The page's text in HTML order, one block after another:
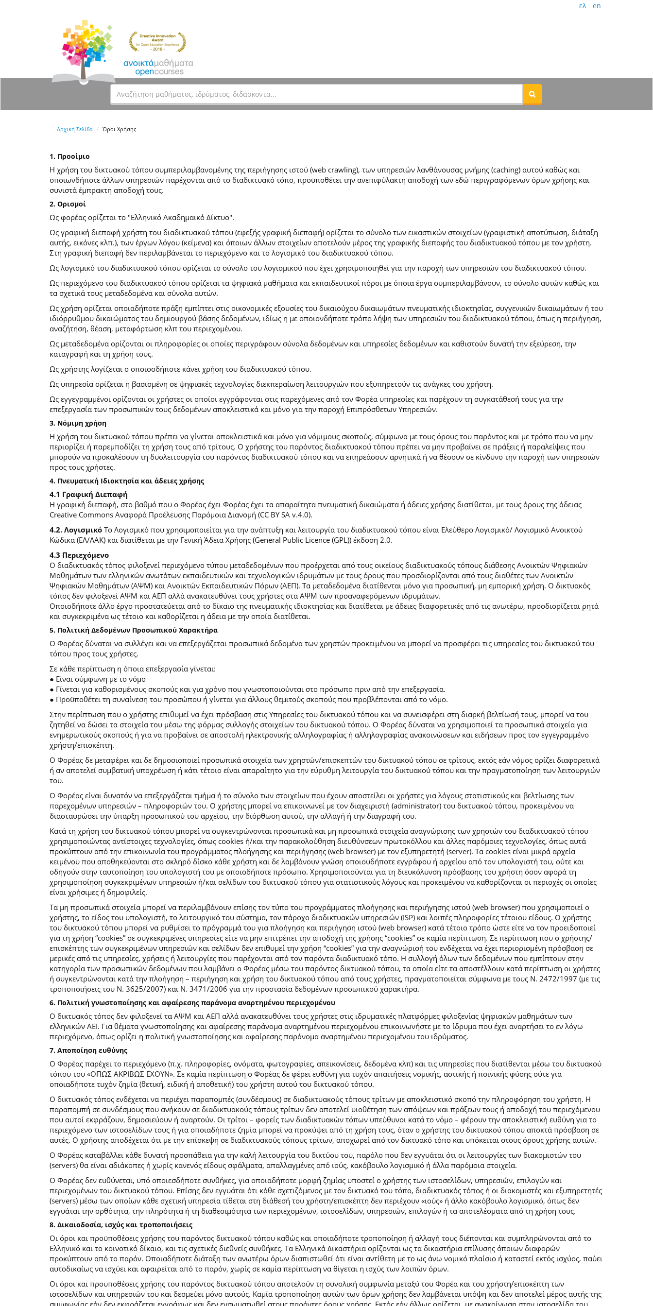
ελ en
Αρχική Σελίδα Όροι Χρήσης
1. Προοίμιο
Η χρήση του δικτυακού τόπου συμπεριλαμβανομένης της περιήγησης ιστού (web crawling), των υπηρεσιών λανθάνουσας μνήμης (caching) αυτού καθώς και
οποιωνδήποτε άλλων υπηρεσιών παρέχονται από το διαδικτυακό τόπο, προϋποθέτει την ανεπιφύλακτη αποδοχή των εδώ περιγραφόμενων όρων χρήσης και
συνιστά έμπρακτη αποδοχή τους.
2. Ορισμοί
Ως φορέας ορίζεται το "Ελληνικό Ακαδημαικό Δίκτυο".
Ως γραφική διεπαφή χρήστη του διαδικτυακού τόπου (εφεξής γραφική διεπαφή) ορίζεται το σύνολο των εικαστικών στοιχείων (γραφιστική αποτύπωση, διάταξη
αυτής, εικόνες κλπ.), των έργων λόγου (κείμενα) και όποιων άλλων στοιχείων αποτελούν μέρος της γραφικής διεπαφής του διαδικτυακού τόπου με τον χρήστη.
Στη γραφική διεπαφή δεν περιλαμβάνεται το περιεχόμενο και το λογισμικό του διαδικτυακού τόπου.
Ως λογισμικό του διαδικτυακού τόπου ορίζεται το σύνολο του λογισμικού που έχει χρησιμοποιηθεί για την παροχή των υπηρεσιών του διαδικτυακού τόπου.
Ως περιεχόμενο του διαδικτυακού τόπου ορίζεται τα ψηφιακά μαθήματα και εκπαιδευτικοί πόροι με όποια έργα συμπεριλαμβάνουν, το σύνολο αυτών καθώς και
τα σχετικά τους μεταδεδομένα και σύνολα αυτών.
Ως χρήση ορίζεται οποιαδήποτε πράξη εμπίπτει στις οικονομικές εξουσίες του δικαιούχου δικαιωμάτων πνευματικής ιδιοκτησίας, συγγενικών δικαιωμάτων ή του
ιδιόρρυθμου δικαιώματος του δημιουργού βάσης δεδομένων, ιδίως η με οποιονδήποτε τρόπο λήψη των υπηρεσιών του διαδικτυακού τόπου, όπως η περιήγηση,
αναζήτηση, θέαση, μεταφόρτωση κλπ του περιεχομένου.
Ως μεταδεδομένα ορίζονται οι πληροφορίες οι οποίες περιγράφουν σύνολα δεδομένων και υπηρεσίες δεδομένων και καθιστούν δυνατή την εξεύρεση, την
καταγραφή και τη χρήση τους.
Ως χρήστης λογίζεται ο οποιοσδήποτε κάνει χρήση του διαδικτυακού τόπου.
Ως υπηρεσία ορίζεται η βασισμένη σε ψηφιακές τεχνολογίες διεκπεραίωση λειτουργιών που εξυπηρετούν τις ανάγκες του χρήστη.
Ως εγγεγραμμένοι ορίζονται οι χρήστες οι οποίοι εγγράφονται στις παρεχόμενες από τον Φορέα υπηρεσίες και παρέχουν τη συγκατάθεσή τους για την
επεξεργασία των προσωπικών τους δεδομένων αποκλειστικά και μόνο για την παροχή Επιπρόσθετων Υπηρεσιών.
3. Νόμιμη χρήση
Η χρήση του δικτυακού τόπου πρέπει να γίνεται αποκλειστικά και μόνο για νόμιμους σκοπούς, σύμφωνα με τους όρους του παρόντος και με τρόπο που να μην
περιορίζει ή παρεμποδίζει τη χρήση τους από τρίτους. Ο χρήστης του παρόντος διαδικτυακού τόπου πρέπει να μην προβαίνει σε πράξεις ή παραλείψεις που
μπορούν να προκαλέσουν τη δυσλειτουργία του παρόντος διαδικτυακού τόπου και να επηρεάσουν αρνητικά ή να θέσουν σε κίνδυνο την παροχή των υπηρεσιών
προς τους χρήστες.
4. Πνευματική Ιδιοκτησία και άδειες χρήσης
4.1 Γραφική Διεπαφή
Η γραφική διεπαφή, στο βαθμό που ο Φορέας έχει Φορέας έχει τα απαραίτητα πνευματική δικαιώματα ή άδειες χρήσης διατίθεται, με τους όρους της άδειας
Creative Commons Αναφορά Προέλευσης Παρόμοια Διανομή (CC BY SA v.4.0).
4.2. ΛογισμικόΤο Λογισμικό που χρησιμοποιείται για την ανάπτυξη και λειτουργία του διαδικτυακού τόπου είναι Ελεύθερο Λογισμικό/ Λογισμικό Ανοικτού
Κώδικα (ΕΛ/ΛΑΚ) και διατίθεται με την Γενική Άδεια Χρήσης (General Public Licence (GPL)) έκδοση 2.0.
4.3 Περιεχόμενο
O διαδικτυακός τόπος φιλοξενεί περιεχόμενο τύπου μεταδεδομένων που προέρχεται από τους οικείους διαδικτυακούς τόπους διάθεσης Ανοικτών Ψηφιακών
Μαθημάτων των ελληνικών ανωτάτων εκπαιδευτικών και τεχνολογικών ιδρυμάτων με τους όρους που προσδιορίζονται από τους διαθέτες των Ανοικτών
Ψηφιακών Μαθημάτων (ΑΨΜ) και Ανοικτών Εκπαιδευτικών Πόρων (ΑΕΠ). Τα μεταδεδομένα διατίθενται μόνο για προσωπική, μη εμπορική χρήση. Ο δικτυακός
τόπος δεν φιλοξενεί ΑΨΜ και ΑΕΠ αλλά ανακατευθύνει τους χρήστες στα ΑΨΜ των προαναφερόμενων ιδρυμάτων.
Οποιοδήποτε άλλο έργο προστατεύεται από το δίκαιο της πνευματικής ιδιοκτησίας και διατίθεται με άδειες διαφορετικές από τις ανωτέρω, προσδιορίζεται ρητά
και συγκεκριμένα ως τέτοιο και καθορίζεται η άδεια με την οποία διατίθεται.
5. Πολιτική Δεδομένων Προσωπικού Χαρακτήρα
Ο Φορέας δύναται να συλλέγει και να επεξεργάζεται προσωπικά δεδομένα των χρηστών προκειμένου να μπορεί να προσφέρει τις υπηρεσίες του δικτυακού του
τόπου προς τους χρήστες.
Σε κάθε περίπτωση η όποια επεξεργασία γίνεται:
● Είναι σύμφωνη με το νόμο
● Γίνεται για καθορισμένους σκοπούς και για χρόνο που γνωστοποιούνται στο πρόσωπο πριν από την επεξεργασία.
● Προϋποθέτει τη συναίνεση του προσώπου ή γίνεται για άλλους θεμιτούς σκοπούς που προβλέπονται από το νόμο.
Στην περίπτωση που ο χρήστης επιθυμεί να έχει πρόσβαση στις Υπηρεσίες του δικτυακού τόπου και να συνεισφέρει στη διαρκή βελτίωσή τους, μπορεί να του
ζητηθεί να δώσει τα στοιχεία του μέσω της φόρμας συλλογής στοιχείων του δικτυακού τόπου. Ο Φορέας δύναται να χρησιμοποιεί τα προσωπικά στοιχεία για
ενημερωτικούς σκοπούς ή για να προβαίνει σε αποστολή ηλεκτρονικής αλληλογραφίας ή αλληλογραφίας ανακοινώσεων και ειδήσεων προς τον εγγεγραμμένο
χρήστη/επισκέπτη.
Ο Φορέας δε μεταφέρει και δε δημοσιοποιεί προσωπικά στοιχεία των χρηστών/επισκεπτών του δικτυακού τόπου σε τρίτους, εκτός εάν νόμος ορίζει διαφορετικά
ή αν αποτελεί συμβατική υποχρέωση ή κάτι τέτοιο είναι απαραίτητο για την εύρυθμη λειτουργία του δικτυακού τόπου και την πραγματοποίηση των λειτουργιών
του.
Ο Φορέας είναι δυνατόν να επεξεργάζεται τμήμα ή το σύνολο των στοιχείων που έχουν αποστείλει οι χρήστες για λόγους στατιστικούς και βελτίωσης των
παρεχομένων υπηρεσιών – πληροφοριών του. Ο χρήστης μπορεί να επικοινωνεί με τον διαχειριστή (administrator) του δικτυακού τόπου, προκειμένου να
διασταυρώσει την ύπαρξη προσωπικού του αρχείου, την διόρθωση αυτού, την αλλαγή ή την διαγραφή του.
Κατά τη χρήση του δικτυακού τόπου μπορεί να συγκεντρώνονται προσωπικά και μη προσωπικά στοιχεία αναγνώρισης των χρηστών του διαδικτυακού τόπου
χρησιμοποιώντας αντίστοιχες τεχνολογίες, όπως cookies ή/και την παρακολούθηση διευθύνσεων πρωτοκόλλου και άλλες παρόμοιες τεχνολογίες, όπως αυτά
προκύπτουν από την επικοινωνία του προγράμματος πλοήγησης και περιήγησης (web browser) με τον εξυπηρετητή (server). Τα cookies είναι μικρά αρχεία
κειμένου που αποθηκεύονται στο σκληρό δίσκο κάθε χρήστη και δε λαμβάνουν γνώση οποιουδήποτε εγγράφου ή αρχείου από τον υπολογιστή του, ούτε και
οδηγούν στην ταυτοποίηση του υπολογιστή του με οποιοδήποτε πρόσωπο. Χρησιμοποιούνται για τη διευκόλυνση πρόσβασης του χρήστη όσον αφορά τη
χρησιμοποίηση συγκεκριμένων υπηρεσιών ή/και σελίδων του δικτυακού τόπου για στατιστικούς λόγους και προκειμένου να καθορίζονται οι περιοχές οι οποίες
είναι χρήσιμες ή δημοφιλείς.
Τα μη προσωπικά στοιχεία μπορεί να περιλαμβάνουν επίσης τον τύπο του προγράμματος πλοήγησης και περιήγησης ιστού (web browser) που χρησιμοποιεί ο
χρήστης, το είδος του υπολογιστή, το λειτουργικό του σύστημα, τον πάροχο διαδικτυακών υπηρεσιών (ISP) και λοιπές πληροφορίες τέτοιου είδους. Ο χρήστης
του δικτυακού τόπου μπορεί να ρυθμίσει το πρόγραμμά του για πλοήγηση και περιήγηση ιστού (web browser) κατά τέτοιο τρόπο ώστε είτε να τον προειδοποιεί
για τη χρήση “cookies” σε συγκεκριμένες υπηρεσίες είτε να μην επιτρέπει την αποδοχή της χρήσης “cookies” σε καμία περίπτωση. Σε περίπτωση που ο χρήστης/
επισκέπτης των συγκεκριμένων υπηρεσιών και σελίδων δεν επιθυμεί την χρήση “cookies” για την αναγνώρισή του ενδέχεται να έχει περιορισμένη πρόσβαση σε
μερικές από τις υπηρεσίες, χρήσεις ή λειτουργίες που παρέχονται από τον παρόντα διαδικτυακό τόπο. Η συλλογή όλων των δεδομένων που εμπίπτουν στην
κατηγορία των προσωπικών δεδομένων που λαμβάνει ο Φορέας μέσω του παρόντος δικτυακού τόπου, τα οποία είτε τα αποστέλλουν κατά περίπτωση οι χρήστες
ή συγκεντρώνονται κατά την πλοήγηση – περιήγηση και χρήση του δικτυακού τόπου από τους χρήστες, πραγματοποιείται σύμφωνα με τους Ν. 2472/1997 (με τις
τροποποιήσεις του Ν. 3625/2007) και Ν. 3471/2006 για την προστασία δεδομένων προσωπικού χαρακτήρα.
6. Πολιτική γνωστοποίησης και αφαίρεσης παράνομα αναρτημένου περιεχομένου
Ο δικτυακός τόπος δεν φιλοξενεί τα ΑΨΜ και ΑΕΠ αλλά ανακατευθύνει τους χρήστες στις ιδρυματικές πλατφόρμες φιλοξενίας ψηφιακών μαθημάτων των
ελληνικών ΑΕΙ. Για θέματα γνωστοποίησης και αφαίρεσης παράνομα αναρτημένου περιεχομένου επικοινωνήστε με το ίδρυμα που έχει αναρτήσει το εν λόγω
περιεχόμενο, όπως ορίζει η πολιτική γνωστοποίησης και αφαίρεσης παράνομα αναρτημένου περιεχομένου του ιδρύματος.
7. Αποποίηση ευθύνης
Ο Φορέας παρέχει το περιεχόμενο (π.χ. πληροφορίες, ονόματα, φωτογραφίες, απεικονίσεις, δεδομένα κλπ) και τις υπηρεσίες που διατίθενται μέσω του δικτυακού
τόπου του «ΟΠΩΣ ΑΚΡΙΒΩΣ ΕΧΟΥΝ». Σε καμία περίπτωση ο Φορέας δε φέρει ευθύνη για τυχόν απαιτήσεις νομικής, αστικής ή ποινικής φύσης ούτε για
οποιαδήποτε τυχόν ζημία (θετική, ειδική ή αποθετική) του χρήστη αυτού του δικτυακού τόπου.
O δικτυακός τόπος ενδέχεται να περιέχει παραπομπές (συνδέσμους) σε διαδικτυακούς τόπους τρίτων με αποκλειστικό σκοπό την πληροφόρηση του χρήστη. Η
παραπομπή σε συνδέσμους που ανήκουν σε διαδικτυακούς τόπους τρίτων δεν αποτελεί υιοθέτηση των απόψεων και πράξεων τους ή αποδοχή του περιεχόμενου
που αυτοί εκφράζουν, δημοσιεύουν ή αναρτούν. Οι τρίτοι – φορείς των διαδικτυακών τόπων υπεύθυνοι κατά το νόμο – φέρουν την αποκλειστική ευθύνη για το
περιεχόμενο των ιστοσελίδων τους ή για οποιαδήποτε ζημία μπορεί να προκύψει από τη χρήση τους, όταν ο χρήστης του δικτυακού τόπου αποκτά πρόσβαση σε
αυτές. Ο χρήστης αποδέχεται ότι με την επίσκεψη σε διαδικτυακούς τόπους τρίτων, αποχωρεί από τον δικτυακό τόπο και υπόκειται στους όρους χρήσης αυτών.
Ο Φορέας καταβάλλει κάθε δυνατή προσπάθεια για την καλή λειτουργία του δικτύου του, παρόλο που δεν εγγυάται ότι οι λειτουργίες των διακομιστών του
(servers) θα είναι αδιάκοπες ή χωρίς κανενός είδους σφάλματα, απαλλαγμένες από ιούς, κακόβουλο λογισμικό ή άλλα παρόμοια στοιχεία.
Ο Φορέας δεν ευθύνεται, υπό οποιεσδήποτε συνθήκες, για οποιαδήποτε μορφή ζημίας υποστεί ο χρήστης των ιστοσελίδων, υπηρεσιών, επιλογών και
περιεχομένων του δικτυακού τόπου. Επίσης δεν εγγυάται ότι κάθε σχετιζόμενος με τον δικτυακό του τόπο, διαδικτυακός τόπος ή οι διακομιστές και εξυπηρετητές
(servers) μέσω των οποίων κάθε σχετική υπηρεσία τίθεται στη διάθεσή του χρήστη/επισκέπτη δεν περιέχουν «ιούς» ή άλλο κακόβουλο λογισμικό, όπως δεν
εγγυάται την ορθότητα, την πληρότητα ή τη διαθεσιμότητα των περιεχομένων, ιστοσελίδων, υπηρεσιών, επιλογών ή τα αποτελέσματα από τη χρήση τους.
8. Δικαιοδοσία, ισχύς και τροποποιήσεις
Οι όροι και προϋποθέσεις χρήσης του παρόντος δικτυακού τόπου καθώς και οποιαδήποτε τροποποίηση ή αλλαγή τους διέπονται και συμπληρώνονται από το
Ελληνικό και το κοινοτικό δίκαιο, και τις σχετικές διεθνείς συνθήκες. Τα Ελληνικά Δικαστήρια ορίζονται ως τα δικαστήρια επίλυσης όποιων διαφορών
προκύπτουν από το παρόν. Οποιαδήποτε διάταξη των ανωτέρω όρων διαπιστωθεί ότι είναι αντίθετη με το ως άνω νομικό πλαίσιο ή καταστεί εκτός ισχύος, παύει
αυτοδικαίως να ισχύει και αφαιρείται από το παρόν, χωρίς σε καμία περίπτωση να θίγεται η ισχύς των λοιπών όρων.
Οι όροι και προϋποθέσεις χρήσης του παρόντος δικτυακού τόπου αποτελούν τη συνολική συμφωνία μεταξύ του Φορέα και του χρήστη/επισκέπτη των
ιστοσελίδων και υπηρεσιών του και δεσμεύει μόνο αυτούς. Καμία τροποποίηση αυτών των όρων χρήσης δεν λαμβάνεται υπόψη και δεν αποτελεί μέρος αυτής της